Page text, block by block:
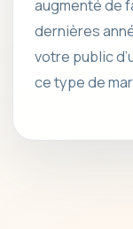
augmenté de
dernières
votre public
ce type de